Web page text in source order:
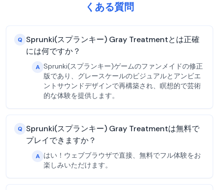
くある質問
Q Sprunki(スプランキー) Gray Treatmentとは正確
には何ですか？
A Sprunki(スプランキー)ゲームのファンメイドの修正
版であり、グレースケールのビジュアルとアンビエ
ントサウンドデザインで再構築され、瞑想的で芸術
的な体験を提供します。
Q Sprunki(スプランキー) Gray Treatmentは無料で
プレイできますか？
A はい！ウェブブラウザで直接、無料でフル体験をお
楽しみいただけます。